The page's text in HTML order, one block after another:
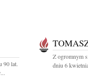
90 lat.
Z ogromnym
dniu 6